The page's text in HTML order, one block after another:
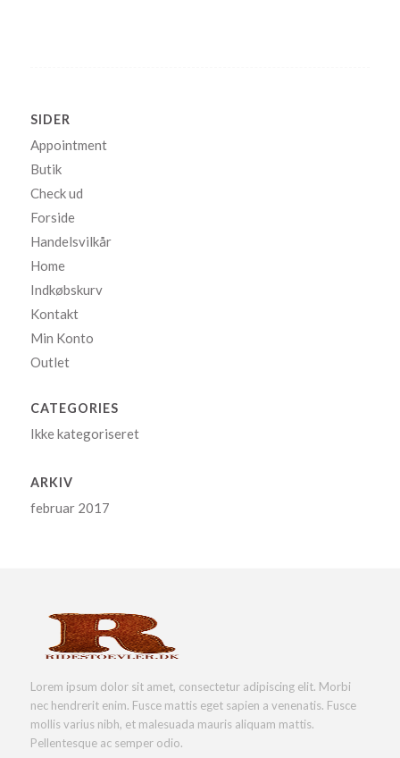
SIDER
Appointment
Butik
Check ud
Forside
Handelsvilkår
Home
Indkøbskurv
Kontakt
Min Konto
Outlet
CATEGORIES
Ikke kategoriseret
ARKIV
februar 2017
Lorem ipsum dolor sit amet, consectetur adipiscing elit. Morbi
nec hendrerit enim. Fusce mattis eget sapien a venenatis. Fusce
mollis varius nibh, et malesuada mauris aliquam mattis.
Pellentesque ac semper odio.